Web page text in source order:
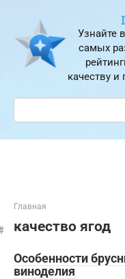
контенту
Узнайте
самых
качеству
Поиск:
Главная
качество ягод
Особенности
виноделия